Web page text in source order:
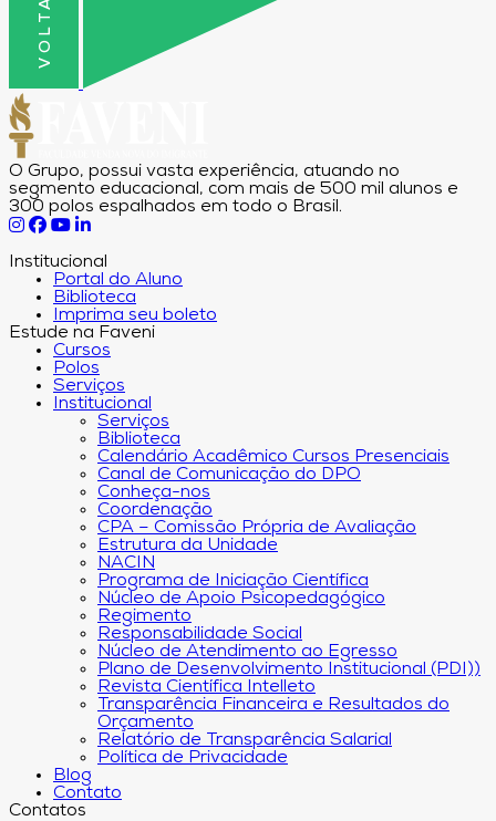
O Grupo, possui vasta experiência, atuando no
segmento educacional, com mais de 500 mil alunos e
300 polos espalhados em todo o Brasil.
Institucional
Portal do Aluno
Biblioteca
Imprima seu boleto
Estude na Faveni
Cursos
Polos
Serviços
Institucional
Serviços
Biblioteca
Calendário Acadêmico Cursos Presenciais
Canal de Comunicação do DPO
Conheça-nos
Coordenação
CPA – Comissão Própria de Avaliação
Estrutura da Unidade
NACIN
Programa de Iniciação Científica
Núcleo de Apoio Psicopedagógico
Regimento
Responsabilidade Social
Núcleo de Atendimento ao Egresso
Plano de Desenvolvimento Institucional (PDI))
Revista Científica Intelleto
Transparência Financeira e Resultados do
Orçamento
Relatório de Transparência Salarial
Política de Privacidade
Blog
Contato
Contatos